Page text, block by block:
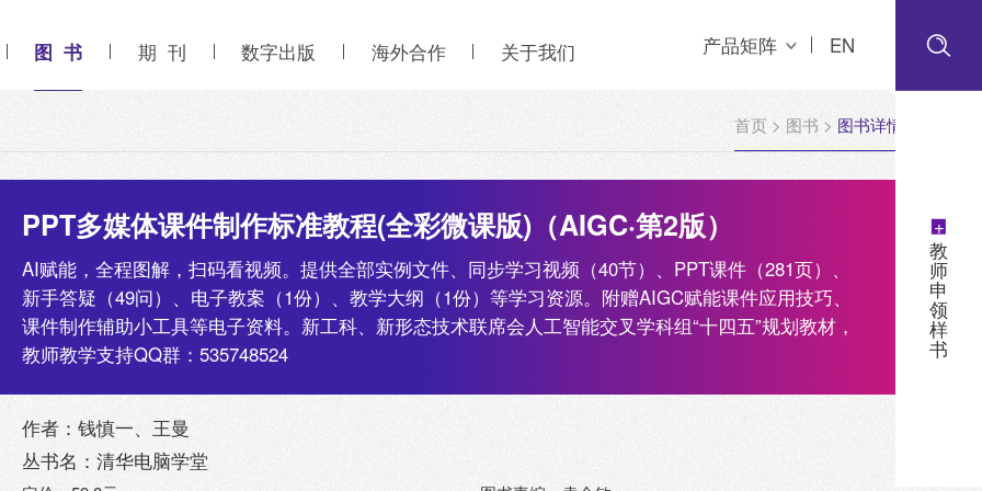
图 书 期 刊 数字出版 海外合作 关于我们 产品矩阵 EN
+
教
师
申
领
样
书
首页 > 图书 > 图书详情
PPT多媒体课件制作标准教程(全彩微课版)（AIGC·第2版）
AI赋能，全程图解，扫码看视频。提供全部实例文件、同步学习视频（40节）、PPT课件（281页）、
新手答疑（49问）、电子教案（1份）、教学大纲（1份）等学习资源。附赠AIGC赋能课件应用技巧、
课件制作辅助小工具等电子资料。新工科、新形态技术联席会人工智能交叉学科组“十四五”规划教材，
教师教学支持QQ群：535748524
作者：钱慎一、王曼
丛书名：清华电脑学堂